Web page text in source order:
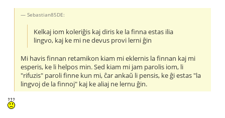
Sebastian85DE:
Kelkaj iom koleriĝis kaj diris ke la finna estas ilia
lingvo, kaj ke mi ne devus provi lerni ĝin
Mi havis finnan retamikon kiam mi eklernis la finnan kaj mi
esperis, ke li helpos min. Sed kiam mi jam parolis iom, li
"rifuzis" paroli finne kun mi, ĉar ankaŭ li pensis, ke ĝi estas "la
lingvoj de la finnoj" kaj ke aliaj ne lernu ĝin.